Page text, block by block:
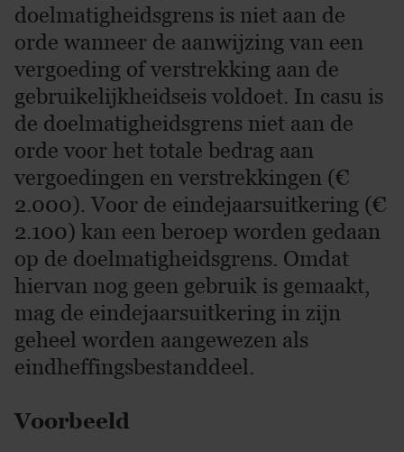
doelmatigheidsgrens is niet aan de
orde wanneer de aanwijzing van een
vergoeding of verstrekking aan de
gebruikelijkheidseis voldoet. In casu is
de doelmatigheidsgrens niet aan de
orde voor het totale bedrag aan
vergoedingen en verstrekkingen (€
2.000). Voor de eindejaarsuitkering (€
2.100) kan een beroep worden gedaan
op de doelmatigheidsgrens. Omdat
hiervan nog geen gebruik is gemaakt,
mag de eindejaarsuitkering in zijn
geheel worden aangewezen als
eindheffingsbestanddeel.
Voorbeeld